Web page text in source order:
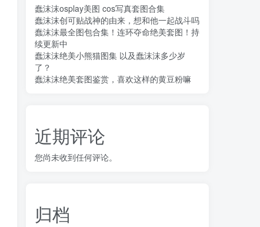
蠢沫沫osplay美图 cos写真套图合集
蠢沫沫创可贴战神的由来，想和他一起战斗吗
蠢沫沫最全图包合集！连环夺命绝美套图！持
续更新中
蠢沫沫绝美小熊猫图集 以及蠢沫沫多少岁
了？
蠢沫沫绝美套图鉴赏，喜欢这样的黄豆粉嘛
近期评论
您尚未收到任何评论。
归档